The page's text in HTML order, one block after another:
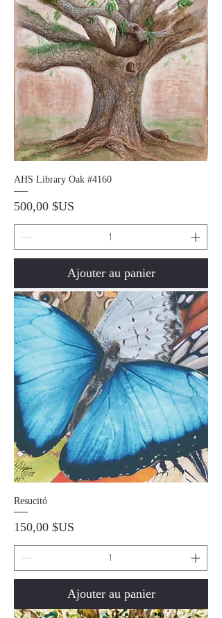
AHS Library Oak #4160
Prix
500,00 $US
Ajouter au panier
Resucitó
Prix
150,00 $US
Ajouter au panier